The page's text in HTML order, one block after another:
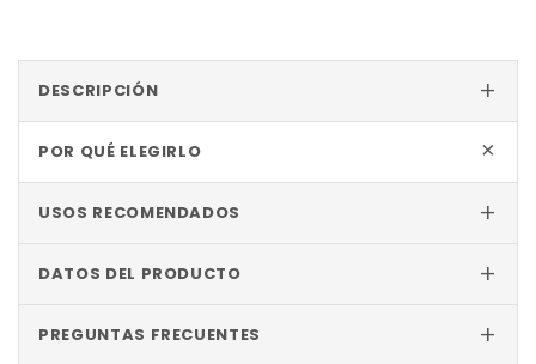
DESCRIPCIÓN +
POR QUÉ ELEGIRLO +
USOS RECOMENDADOS +
DATOS DEL PRODUCTO +
PREGUNTAS FRECUENTES +